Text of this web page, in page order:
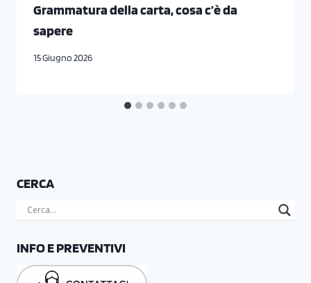
Grammatura della carta, cosa c’è da
sapere
15 Giugno 2026
CERCA
INFO E PREVENTIVI